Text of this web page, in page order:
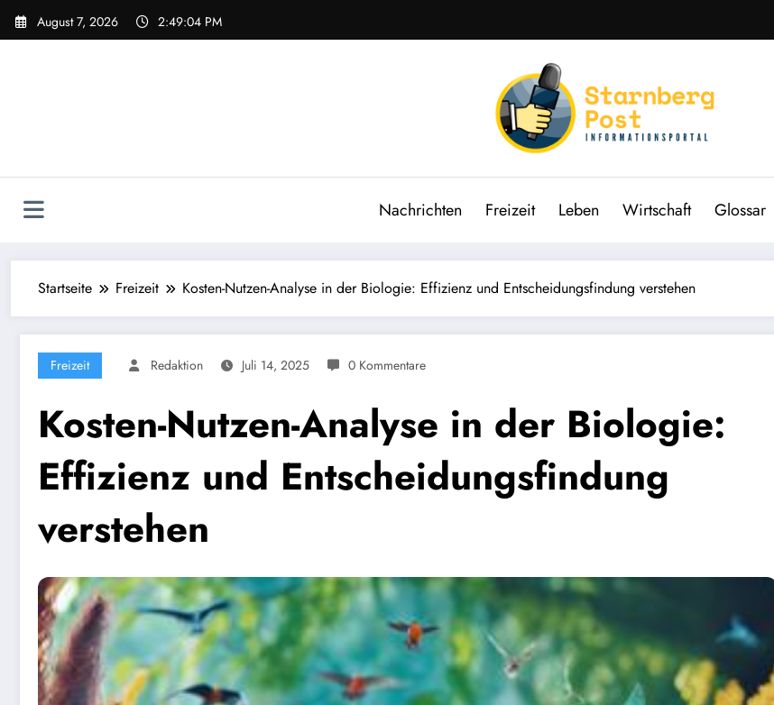
Zum
Inhalt
August 7, 2026 2:49:05 PM
Nachrichten Freizeit Leben Wirtschaft Glossar
Startseite Freizeit Kosten-Nutzen-Analyse in der Biologie: Effizienz und Entscheidungsfindung verstehen
Freizeit Redaktion Juli 14, 2025 0 Kommentare
Kosten-Nutzen-Analyse in der Biologie:
Effizienz und Entscheidungsfindung
verstehen